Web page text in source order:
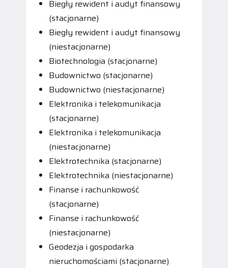
Biegły rewident i audyt finansowy
(stacjonarne)
Biegły rewident i audyt finansowy
(niestacjonarne)
Biotechnologia (stacjonarne)
Budownictwo (stacjonarne)
Budownictwo (niestacjonarne)
Elektronika i telekomunikacja
(stacjonarne)
Elektronika i telekomunikacja
(niestacjonarne)
Elektrotechnika (stacjonarne)
Elektrotechnika (niestacjonarne)
Finanse i rachunkowość
(stacjonarne)
Finanse i rachunkowość
(niestacjonarne)
Geodezja i gospodarka
nieruchomościami (stacjonarne)